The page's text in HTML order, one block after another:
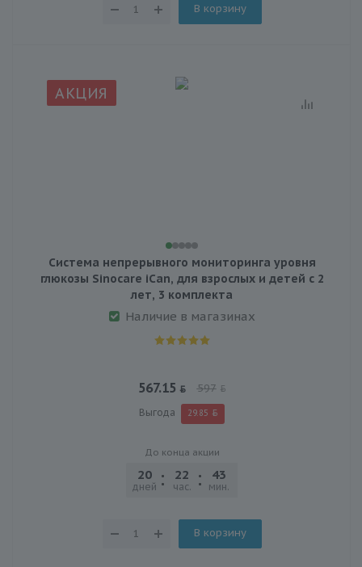
В корзину
АКЦИЯ
Система непрерывного мониторинга уровня
глюкозы Sinocare iCan, для взрослых и детей с 2
лет, 3 комплекта
Наличие в магазинах
567.15 597
Выгода 29.85
До конца акции
20
дней
22
час.
43
мин.
В корзину